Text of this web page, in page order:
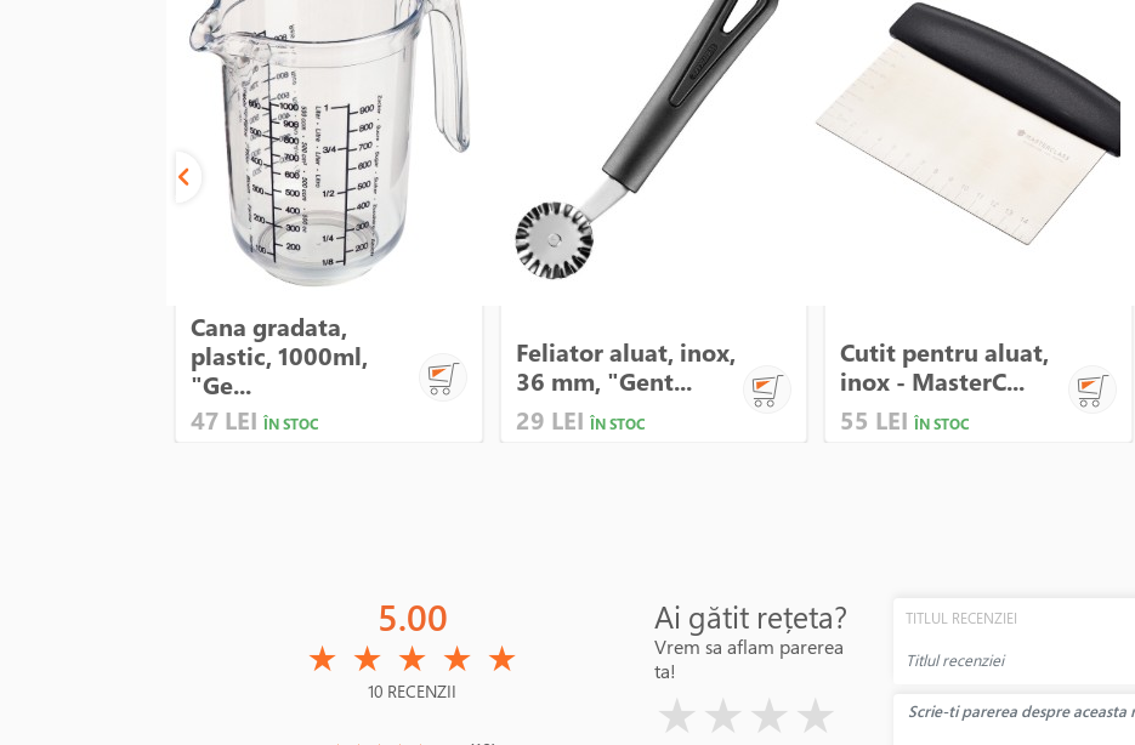
Cana gradata,
plastic, 1000ml,
"Ge...
47 LEI ÎN STOC
Feliator aluat, inox,
36 mm, "Gent...
29 LEI ÎN STOC
Cutit pentru aluat,
inox - MasterC...
55 LEI ÎN STOC
5.00
★ ★ ★ ★ ★
10 RECENZII
Ai gătit rețeta?
Vrem sa aflam parerea
ta!
★ ★ ★ ★
TITLUL RECENZIEI